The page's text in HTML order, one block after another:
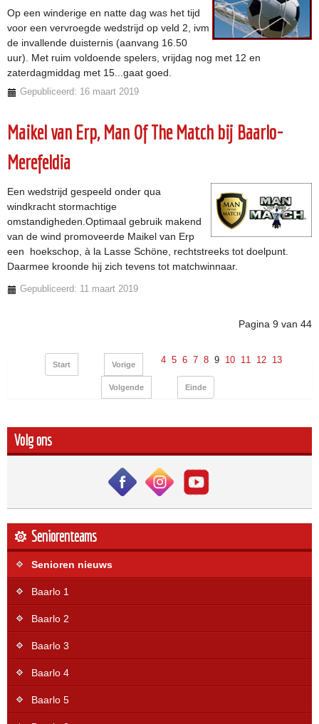
Op een winderige en natte dag was het tijd
voor een vervroegde wedstrijd op veld 2, ivm
de invallende duisternis (aanvang 16.50
uur). Met ruim voldoende spelers, vrijdag nog met 12 en
zaterdagmiddag met 15...gaat goed.
Gepubliceerd: 16 maart 2019
Maikel van Erp, Man Of The Match bij Baarlo-
Merefeldia
Een wedstrijd gespeeld onder qua
windkracht stormachtige
omstandigheden.Optimaal gebruik makend
van de wind promoveerde Maikel van Erp
een hoekschop, à la Lasse Schöne, rechtstreeks tot doelpunt.
Daarmee kroonde hij zich tevens tot matchwinnaar.
Gepubliceerd: 11 maart 2019
Pagina 9 van 44
Start Vorige 4 5 6 7 8 9 10 11 12 13
Volgende Einde
Volg ons
Seniorenteams
Senioren nieuws
Baarlo 1
Baarlo 2
Baarlo 3
Baarlo 4
Baarlo 5